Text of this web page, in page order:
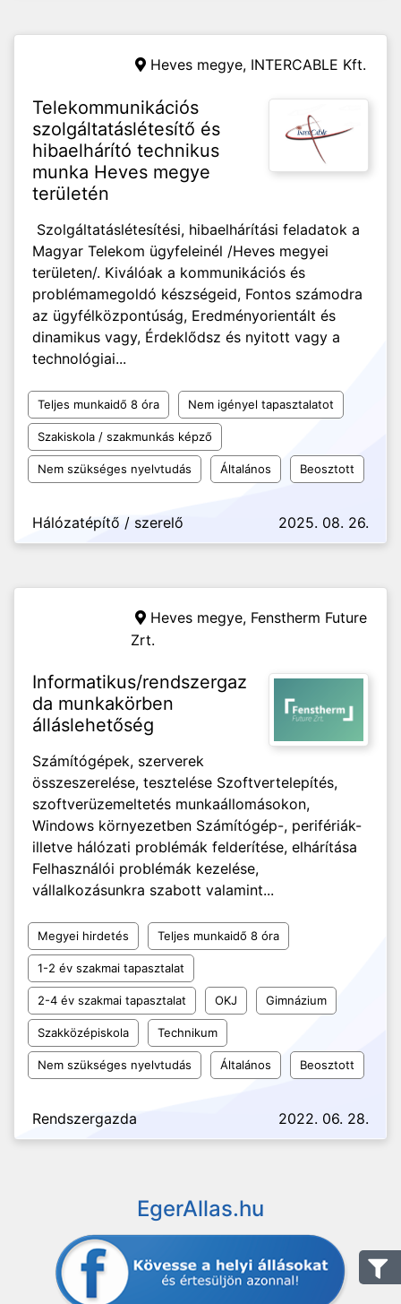
Heves megye, INTERCABLE Kft.
Telekommunikációs
szolgáltatáslétesítő és
hibaelhárító technikus
munka Heves megye
területén
Szolgáltatáslétesítési, hibaelhárítási feladatok a
Magyar Telekom ügyfeleinél /Heves megyei
területen/. Kiválóak a kommunikációs és
problémamegoldó készségeid, Fontos számodra
az ügyfélközpontúság, Eredményorientált és
dinamikus vagy, Érdeklődsz és nyitott vagy a
technológiai...
Teljes munkaidő 8 óra Nem igényel tapasztalatot
Szakiskola / szakmunkás képző
Nem szükséges nyelvtudás Általános Beosztott
Hálózatépítő / szerelő 2025. 08. 26.
Heves megye, Fenstherm Future
Zrt.
Informatikus/rendszergaz
da munkakörben
álláslehetőség
Számítógépek, szerverek
összeszerelése, tesztelése Szoftvertelepítés,
szoftverüzemeltetés munkaállomásokon,
Windows környezetben Számítógép-, perifériák-
illetve hálózati problémák felderítése, elhárítása
Felhasználói problémák kezelése,
vállalkozásunkra szabott valamint...
Megyei hirdetés Teljes munkaidő 8 óra
1-2 év szakmai tapasztalat
2-4 év szakmai tapasztalat OKJ Gimnázium
Szakközépiskola Technikum
Nem szükséges nyelvtudás Általános Beosztott
Rendszergazda 2022. 06. 28.
EgerAllas.hu